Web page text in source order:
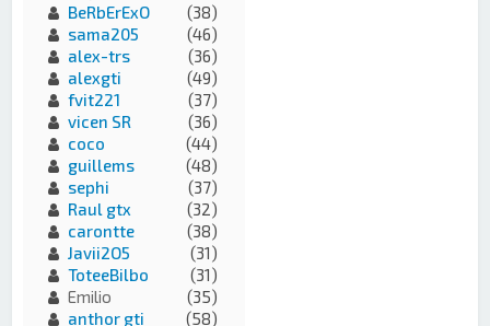
BeRbErExO
(38)
sama205
(46)
alex-trs
(36)
alexgti
(49)
fvit221
(37)
vicen SR
(36)
coco
(44)
guillems
(48)
sephi
(37)
Raul gtx
(32)
carontte
(38)
Javii2O5
(31)
ToteeBilbo
(31)
Emilio
(35)
anthor gti
(58)